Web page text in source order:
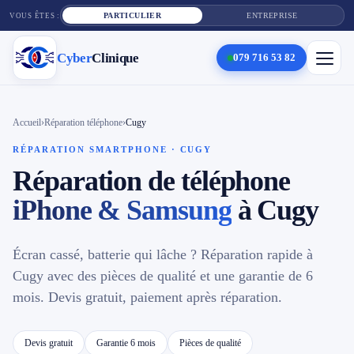
VOUS ÊTES : PARTICULIER ENTREPRISE
CyberClinique 079 716 53 82
Cyber Clinique
Services
Réparation téléphone
Tarifs
Blog
Accueil›Réparation téléphone›Cugy
RÉPARATION SMARTPHONE · CUGY
Réparation de téléphone
iPhone & Samsungà Cugy
Écran cassé, batterie qui lâche ? Réparation rapide à
Cugy avec des pièces de qualité et une garantie de 6
mois. Devis gratuit, paiement après réparation.
Devis gratuit Garantie 6 mois Pièces de qualité